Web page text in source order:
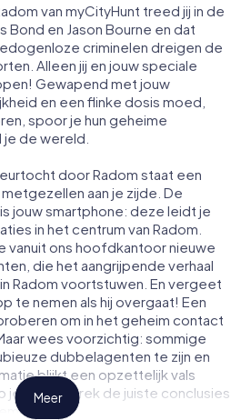
van myCityHunt treed jij in de
Bond en Jason Bourne en dat
criminelen dreigen de
Alleen jij en jouw speciale
Gewapend met jouw
en een flinke dosis moed,
spoor je hun geheime
de wereld.
door Radom staat een
aan je zijde. De
jouw smartphone: deze leidt je
in het centrum van Radom.
vanuit ons hoofdkantoor nieuwe
die het aangrijpende verhaal
Radom voortstuwen. En vergeet
te nemen als hij overgaat! Een
om in het geheim contact
wees voorzichtig: sommige
dubbelagenten te zijn en
blijkt een opzettelijk vals
je hoede, trek de juiste conclusies
Meer